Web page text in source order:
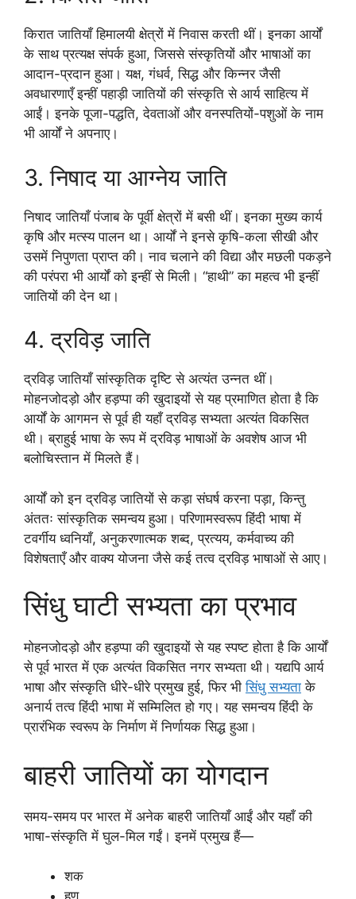
किरात जातियाँ हिमालयी क्षेत्रों में निवास करती थीं। इनका आर्यों
के साथ प्रत्यक्ष संपर्क हुआ, जिससे संस्कृतियों और भाषाओं का
आदान-प्रदान हुआ। यक्ष, गंधर्व, सिद्ध और किन्नर जैसी
अवधारणाएँ इन्हीं पहाड़ी जातियों की संस्कृति से आर्य साहित्य में
आईं। इनके पूजा-पद्धति, देवताओं और वनस्पतियों-पशुओं के नाम
भी आर्यों ने अपनाए।
3. निषाद या आग्नेय जाति
निषाद जातियाँ पंजाब के पूर्वी क्षेत्रों में बसी थीं। इनका मुख्य कार्य
कृषि और मत्स्य पालन था। आर्यों ने इनसे कृषि-कला सीखी और
उसमें निपुणता प्राप्त की। नाव चलाने की विद्या और मछली पकड़ने
की परंपरा भी आर्यों को इन्हीं से मिली। “हाथी” का महत्व भी इन्हीं
जातियों की देन था।
4. द्रविड़ जाति
द्रविड़ जातियाँ सांस्कृतिक दृष्टि से अत्यंत उन्नत थीं।
मोहनजोदड़ो और हड़प्पा की खुदाइयों से यह प्रमाणित होता है कि
आर्यों के आगमन से पूर्व ही यहाँ द्रविड़ सभ्यता अत्यंत विकसित
थी। ब्राहुई भाषा के रूप में द्रविड़ भाषाओं के अवशेष आज भी
बलोचिस्तान में मिलते हैं।
आर्यों को इन द्रविड़ जातियों से कड़ा संघर्ष करना पड़ा, किन्तु
अंततः सांस्कृतिक समन्वय हुआ। परिणामस्वरूप हिंदी भाषा में
टवर्गीय ध्वनियाँ, अनुकरणात्मक शब्द, प्रत्यय, कर्मवाच्य की
विशेषताएँ और वाक्य योजना जैसे कई तत्व द्रविड़ भाषाओं से आए।
सिंधु घाटी सभ्यता का प्रभाव
मोहनजोदड़ो और हड़प्पा की खुदाइयों से यह स्पष्ट होता है कि आर्यों
से पूर्व भारत में एक अत्यंत विकसित नगर सभ्यता थी। यद्यपि आर्य
भाषा और संस्कृति धीरे-धीरे प्रमुख हुई, फिर भीसिंधु सभ्यता के
अनार्य तत्व हिंदी भाषा में सम्मिलित हो गए। यह समन्वय हिंदी के
प्रारंभिक स्वरूप के निर्माण में निर्णायक सिद्ध हुआ।
बाहरी जातियों का योगदान
समय-समय पर भारत में अनेक बाहरी जातियाँ आईं और यहाँ की
भाषा-संस्कृति में घुल-मिल गईं। इनमें प्रमुख हैं—
शक